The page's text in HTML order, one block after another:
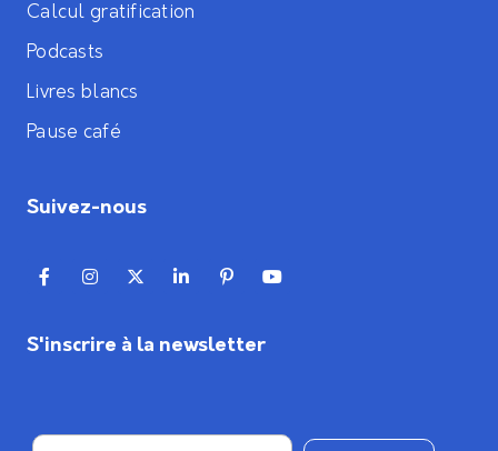
Calcul gratification
Podcasts
Livres blancs
Pause café
Suivez-nous
S'inscrire à la newsletter